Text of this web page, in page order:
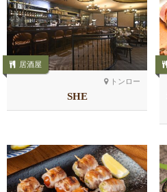
トンロー
居酒屋
SHE